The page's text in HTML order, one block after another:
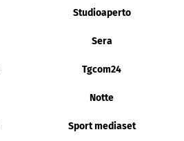
Studioaperto
Sera
Tgcom24
Notte
Sport mediaset